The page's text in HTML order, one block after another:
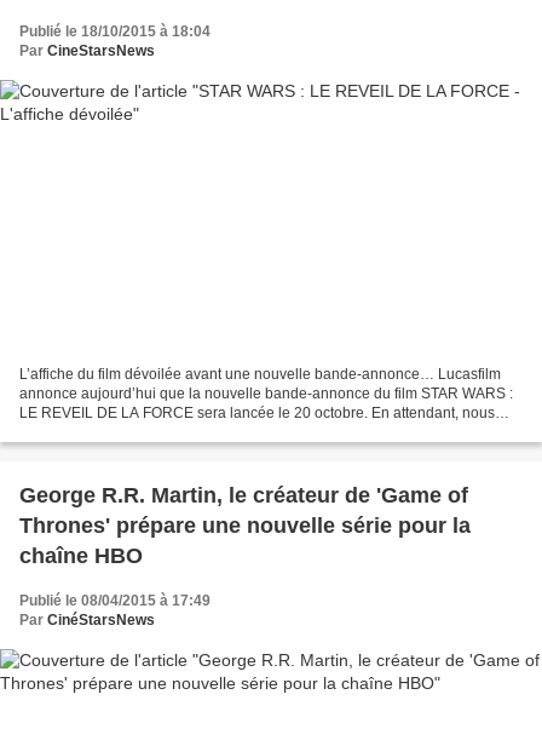
Publié le 18/10/2015 à 18:04
Par CineStarsNews
L’affiche du film dévoilée avant une nouvelle bande-annonce… Lucasfilm
annonce aujourd’hui que la nouvelle bande-annonce du film STAR WARS :
LE REVEIL DE LA FORCE sera lancée le 20 octobre. En attendant, nous
George R.R. Martin, le créateur de 'Game of
Thrones' prépare une nouvelle série pour la
chaîne HBO
Publié le 08/04/2015 à 17:49
Par CinéStarsNews